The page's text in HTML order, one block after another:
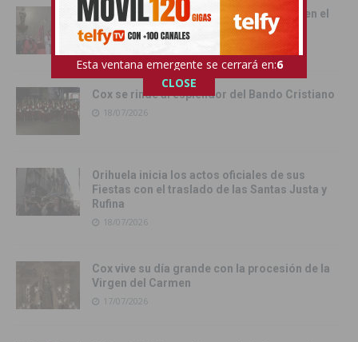
La tradición toma las calles de Orihuela en el
multitudinario Desfile del Pájaro
19/07/2026
Cox se rinde al esplendor del Bando Cristiano
18/07/2026
Orihuela inicia los actos oficiales de sus
Fiestas con el traslado de las Santas Justa y
Rufina
18/07/2026
Cox vive su día grande con la procesión de la
Virgen del Carmen
17/07/2026
Esta ventana emergente se cerrará en:4
CLOSE